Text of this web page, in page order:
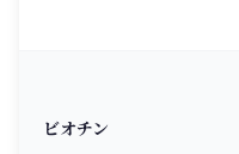
ビオチン